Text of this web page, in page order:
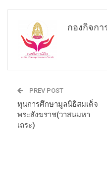
กองกิจกา
PREV POST
ทุนการศึกษามูลนิธิสมเด็จ
พระสังฆราช(วาสนมหา
เถระ)